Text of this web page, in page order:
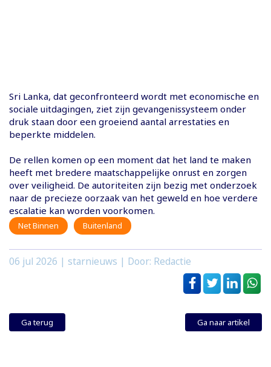
Sri Lanka, dat geconfronteerd wordt met economische en
sociale uitdagingen, ziet zijn gevangenissysteem onder
druk staan door een groeiend aantal arrestaties en
beperkte middelen.
De rellen komen op een moment dat het land te maken
heeft met bredere maatschappelijke onrust en zorgen
over veiligheid. De autoriteiten zijn bezig met onderzoek
naar de precieze oorzaak van het geweld en hoe verdere
escalatie kan worden voorkomen.
Net Binnen Buitenland
06 jul 2026 | starnieuws | Door: Redactie
Ga terug Ga naar artikel